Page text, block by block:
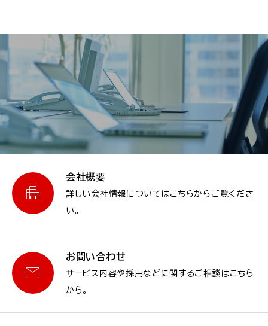

会社概要
詳しい会社情報についてはこちらからご覧くださ
い。

お問い合わせ
サービス内容や採用などに関するご相談はこちら
から。